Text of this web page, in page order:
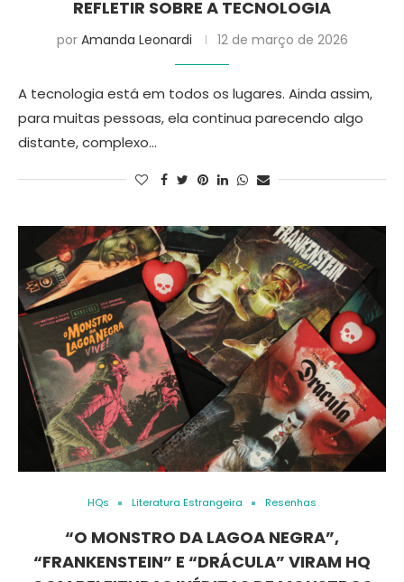
REFLETIR SOBRE A TECNOLOGIA
por Amanda Leonardi 12 de março de 2026
A tecnologia está em todos os lugares. Ainda assim,
para muitas pessoas, ela continua parecendo algo
distante, complexo…
HQs Literatura Estrangeira Resenhas
“O MONSTRO DA LAGOA NEGRA”,
“FRANKENSTEIN” E “DRÁCULA” VIRAM HQ